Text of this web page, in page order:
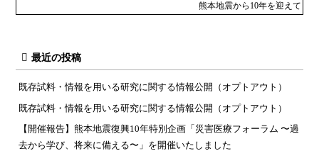
熊本地震から10年を迎えて
最近の投稿
既存試料・情報を用いる研究に関する情報公開（オプトアウト）
既存試料・情報を用いる研究に関する情報公開（オプトアウト）
【開催報告】熊本地震復興10年特別企画「災害医療フォーラム 〜過
去から学び、将来に備える〜」を開催いたしました